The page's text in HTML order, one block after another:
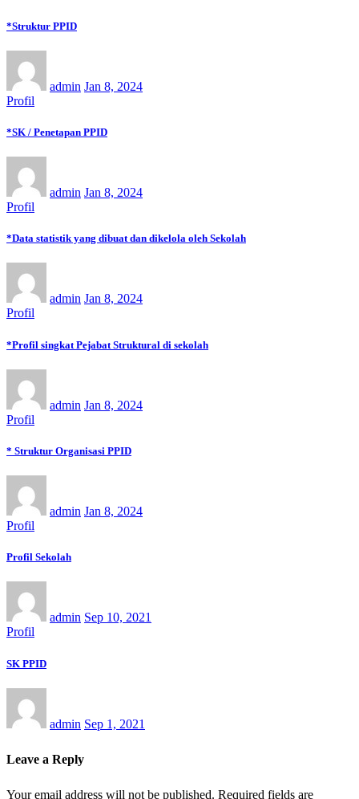
*Struktur PPID
admin Jan 8, 2024
Profil
*SK / Penetapan PPID
admin Jan 8, 2024
Profil
*Data statistik yang dibuat dan dikelola oleh Sekolah
admin Jan 8, 2024
Profil
*Profil singkat Pejabat Struktural di sekolah
admin Jan 8, 2024
Profil
* Struktur Organisasi PPID
admin Jan 8, 2024
Profil
Profil Sekolah
admin Sep 10, 2021
Profil
SK PPID
admin Sep 1, 2021
Leave a Reply
Your email address will not be published. Required fields are